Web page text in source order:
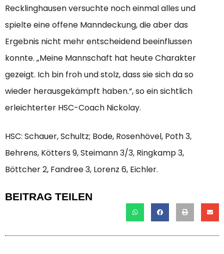
Recklinghausen versuchte noch einmal alles und
spielte eine offene Manndeckung, die aber das
Ergebnis nicht mehr entscheidend beeinflussen
konnte. „Meine Mannschaft hat heute Charakter
gezeigt. Ich bin froh und stolz, dass sie sich da so
wieder herausgekämpft haben.“, so ein sichtlich
erleichterter HSC-Coach Nickolay.
HSC: Schauer, Schultz; Bode, Rosenhövel, Poth 3,
Behrens, Kötters 9, Steimann 3/3, Ringkamp 3,
Böttcher 2, Fandree 3, Lorenz 6, Eichler.
BEITRAG TEILEN